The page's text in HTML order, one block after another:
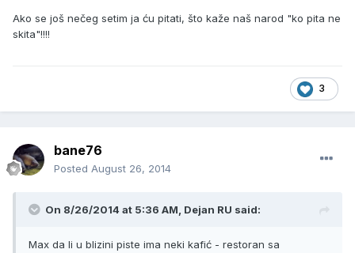
Ako se još nečeg setim ja ću pitati, što kaže naš narod "ko pita ne
skita"!!!!
3
bane76
Posted August 26, 2014
On 8/26/2014 at 5:36 AM, Dejan RU said:
Max da li u blizini piste ima neki kafić - restoran sa